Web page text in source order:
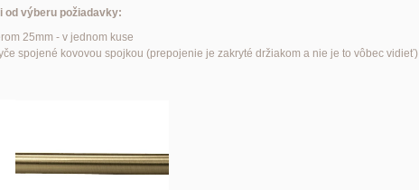
od výberu požiadavky:
25mm - v jednom kuse
spojené kovovou spojkou (prepojenie je zakryté držiakom a nie je to vôbec vidieť)